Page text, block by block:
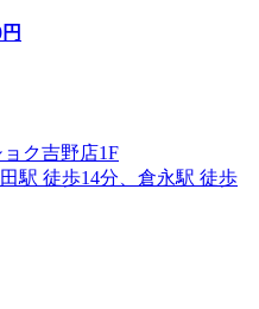
円
ク吉野店1F
駅 徒歩14分、倉永駅 徒歩